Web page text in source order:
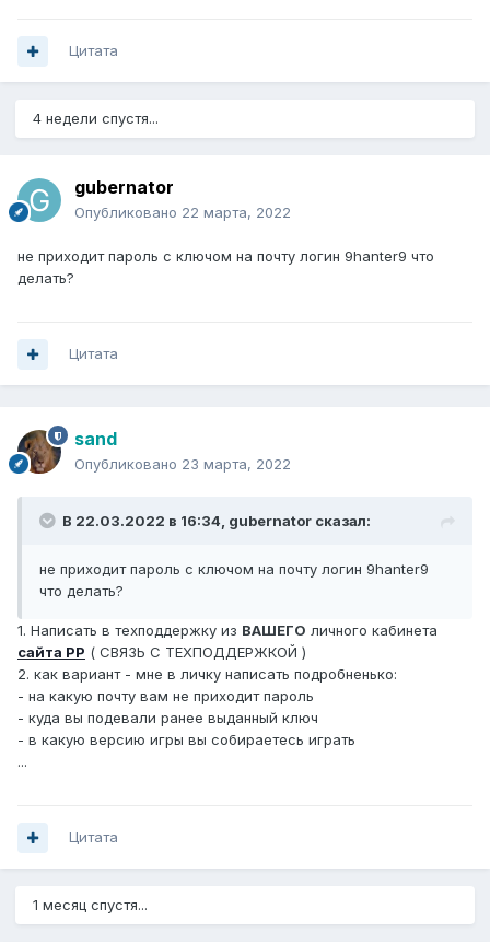
Цитата
4 недели спустя...
gubernator
Опубликовано 22 марта, 2022
не приходит пароль с ключом на почту логин 9hanter9 что
делать?
Цитата
sand
Опубликовано 23 марта, 2022
В 22.03.2022 в 16:34, gubernator сказал:
не приходит пароль с ключом на почту логин 9hanter9
что делать?
1. Написать в техподдержку из ВАШЕГО личного кабинета
сайта РР ( СВЯЗЬ С ТЕХПОДДЕРЖКОЙ )
2. как вариант - мне в личку написать подробненько:
- на какую почту вам не приходит пароль
- куда вы подевали ранее выданный ключ
- в какую версию игры вы собираетесь играть
...
Цитата
1 месяц спустя...